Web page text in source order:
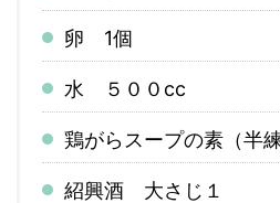
卵 1個
水 ５００cc
鶏がらスープの素（半
紹興酒 大さじ１